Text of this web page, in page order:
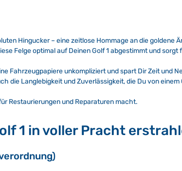
Hingucker – eine zeitlose Hommage an die goldene
Felge optimal auf Deinen Golf 1 abgestimmt und sorgt
Fahrzeugpapiere unkompliziert und spart Dir Zeit und
die Langlebigkeit und Zuverlässigkeit, die Du von
Restaurierungen und Reparaturen macht.
1 in voller Pracht